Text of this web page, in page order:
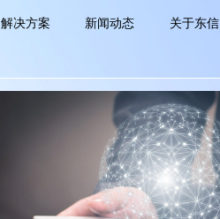
解决方案 新闻动态 关于东信